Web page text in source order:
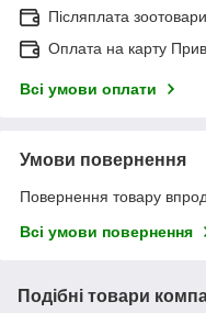
Післяплата
Оплата на карту
Всі умови оплати
Умови повернення
Повернення товару
Всі умови повернення
Подібні товари